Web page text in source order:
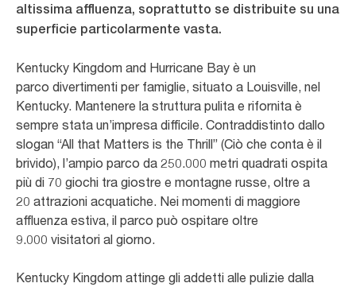
altissima affluenza, soprattutto se distribuite su una
superficie particolarmente vasta.
Kentucky Kingdom and Hurricane Bay è un
parco divertimenti per famiglie, situato a Louisville, nel
Kentucky. Mantenere la struttura pulita e rifornita è
sempre stata un’impresa difficile. Contraddistinto dallo
slogan “All that Matters is the Thrill” (Ciò che conta è il
brivido), l’ampio parco da 250.000 metri quadrati ospita
più di 70 giochi tra giostre e montagne russe, oltre a
20 attrazioni acquatiche. Nei momenti di maggiore
affluenza estiva, il parco può ospitare oltre
9.000 visitatori al giorno.
Kentucky Kingdom attinge gli addetti alle pulizie dalla